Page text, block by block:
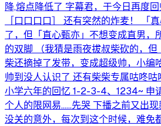
降,熔点降低了 字幕君，于今日再度
［口口口口］ 还有突然的炸麦！ 「
了，但「直心甄亦」不想变成直男，
的双脚 （我猜是雨夜拔叔柴砍的，
柴还摘掉了发带，变成超级帅，小编
帅到没人认识了 还有柴柴专属咕咚咕
小学六年的回忆 1-2-3-4、1234~ 申
个人的限网易……先哭 下播之前又出
没关的意外，每次到这个时候，难免